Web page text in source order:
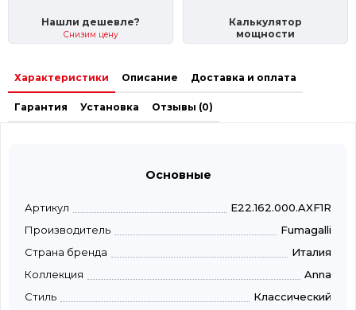
Нашли дешевле?
Снизим цену
Калькулятор
мощности
Характеристики Описание Доставка и оплата
Гарантия Установка Отзывы (0)
Основные
Артикул
E22.162.000.AXF1R
Производитель
Fumagalli
Страна бренда
Италия
Коллекция
Anna
Стиль
Классический